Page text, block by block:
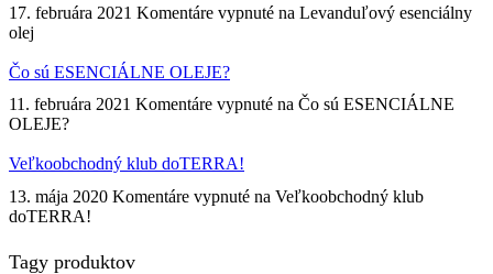
17. februára 2021 Komentáre vypnuté na Levanduľový esenciálny
olej
Čo sú ESENCIÁLNE OLEJE?
11. februára 2021 Komentáre vypnuté na Čo sú ESENCIÁLNE
OLEJE?
Veľkoobchodný klub doTERRA!
13. mája 2020 Komentáre vypnuté na Veľkoobchodný klub
doTERRA!
Tagy produktov